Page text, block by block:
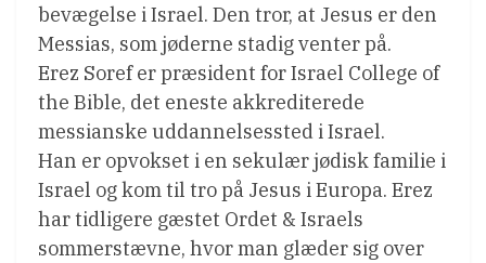
bevægelse i Israel. Den tror, at Jesus er den
Messias, som jøderne stadig venter på.
Erez Soref er præsident for Israel College of
the Bible, det eneste akkrediterede
messianske uddannelsessted i Israel.
Han er opvokset i en sekulær jødisk familie i
Israel og kom til tro på Jesus i Europa. Erez
har tidligere gæstet Ordet & Israels
sommerstævne, hvor man glæder sig over